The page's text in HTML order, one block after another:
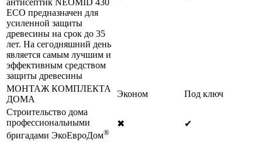
ECO предназначен для
усиленной защиты
древесины на срок до 35
лет. На сегодняшний день
является самым лучшим и
эффективным средством
защиты древесины
МОНТАЖ КОМПЛЕКТА
ДОМА
Эконом
Под ключ
Строительство дома
профессиональными
бригадами ЭкоЕвроДом®
✖ ✔